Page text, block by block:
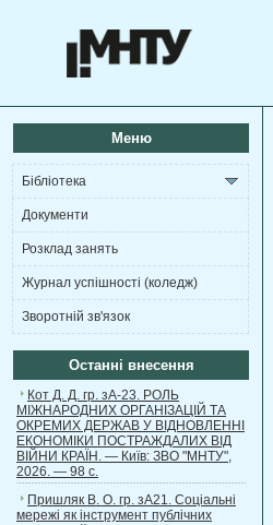
Меню
Бібліотека
Документи
Розклад занять
Журнал успішності (коледж)
Зворотній зв'язок
Останні внесення
Кот Д. Д. гр. зА-23. РОЛЬ
МІЖНАРОДНИХ ОРГАНІЗАЦІЙ ТА
ОКРЕМИХ ДЕРЖАВ У ВІДНОВЛЕННІ
ЕКОНОМІКИ ПОСТРАЖДАЛИХ ВІД
ВІЙНИ КРАЇН. — Київ: ЗВО "МНТУ",
2026. — 98 с.
Пришляк В. О. гр. зА21. Соціальні
мережі як інструмент публічних